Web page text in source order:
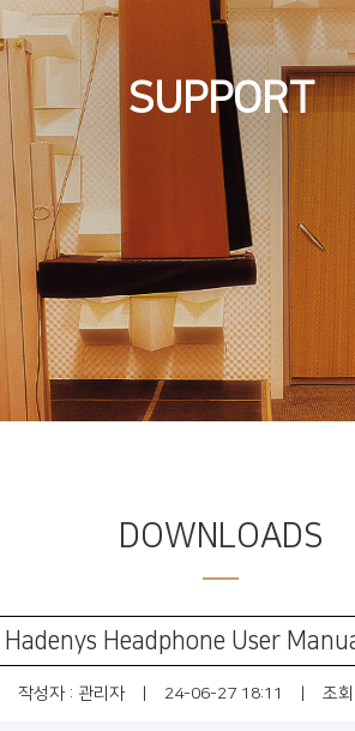
SUPPORT
DOWNLOADS
Headphone User
작성자 : 관리자 24-06-27 18:11 조